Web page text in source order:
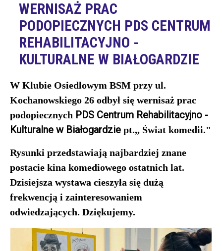
WERNISAŻ PRAC
PODOPIECZNYCH PDS CENTRUM
REHABILITACYJNO -
KULTURALNE W BIAŁOGARDZIE
W Klubie Osiedlowym BSM przy ul.
Kochanowskiego 26 odbył się wernisaż prac
podopiecznych PDS Centrum Rehabilitacyjno -
Kulturalne w Białogardzie pt.,, Świat komedii."
Rysunki przedstawiają najbardziej znane
postacie kina komediowego ostatnich lat.
Dzisiejsza wystawa cieszyła się dużą
frekwencją i zainteresowaniem
odwiedzających. Dziękujemy.